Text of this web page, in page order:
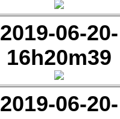
2019-06-20-
16h20m39
2019-06-20-